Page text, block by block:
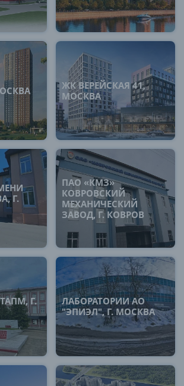
ЖК ВЕРЕЙСКАЯ 41,
МОСКВА
Г.
ПАО «КМЗ»
КОВРОВСКИЙ
МЕХАНИЧЕСКИЙ
ЗАВОД, Г. КОВРОВ
Г.
ЛАБОРАТОРИИ АО
"ЭПИЭЛ", Г. МОСКВА